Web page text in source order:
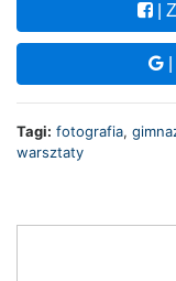
|
|
Tagi: fotografia,
warsztaty